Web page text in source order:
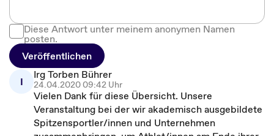
Diese Antwort unter meinem anonymen Namen
posten.
Veröffentlichen
I
Irg Torben Bührer
24.04.2020 09:42 Uhr
Vielen Dank für diese Übersicht. Unsere
Veranstaltung bei der wir akademisch ausgebildete
Spitzensportler/innen und Unternehmen